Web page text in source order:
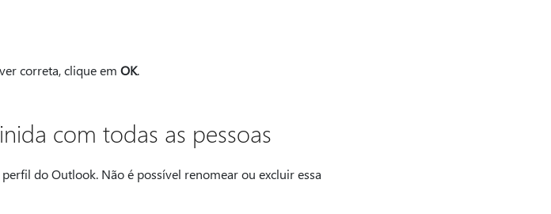
correta, clique em OK.
com todas as pessoas
do Outlook. Não é possível renomear ou excluir essa